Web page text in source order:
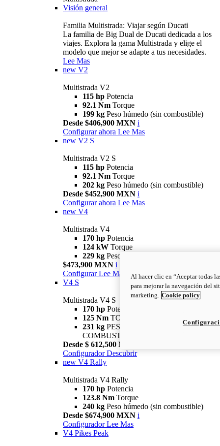
Visión general
Familia Multistrada: Viajar según Ducati
La familia de Big Dual de Ducati dedicada a los
viajes. Explora la gama Multistrada y elige el
modelo que mejor se adapte a tus necesidades.
Lee Mas
new V2
Multistrada V2
115 hp Potencia
92.1 Nm Torque
199 kg Peso húmedo (sin combustible)
Desde $406,900 MXN i
Configurar ahora Lee Mas
new V2 S
Multistrada V2 S
115 hp Potencia
92.1 Nm Torque
202 kg Peso húmedo (sin combustible)
Desde $452,900 MXN i
Configurar ahora Lee Mas
new V4
Multistrada V4
170 hp Potencia
124 kW Torque
229 kg Peso húmedo (sin combustible)
$473,900 MXN i
Configurar Lee Mas
V4 S
Multistrada V4 S
170 hp Potencia
125 Nm TORQUE
231 kg PESO HÚMEDO SIN
COMBUSTIBLE
Desde $ 612,500 MXN
Configurador Descubrir
new V4 Rally
Multistrada V4 Rally
170 hp Potencia
123.8 Nm Torque
240 kg Peso húmedo (sin combustible)
Desde $674,900 MXN i
Configurador Lee Mas
V4 Pikes Peak
Al hacer clic en “Aceptar todas
para mejorar la navegación del
marketing. Cookie policy